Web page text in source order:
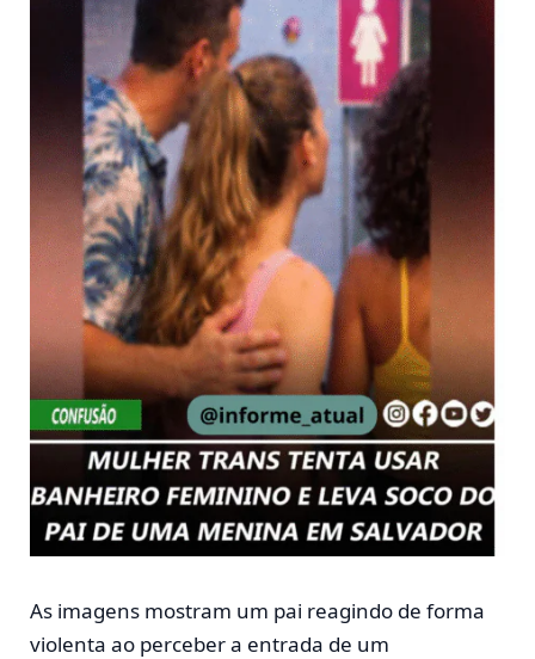
As imagens mostram um pai reagindo de forma
violenta ao perceber a entrada de um